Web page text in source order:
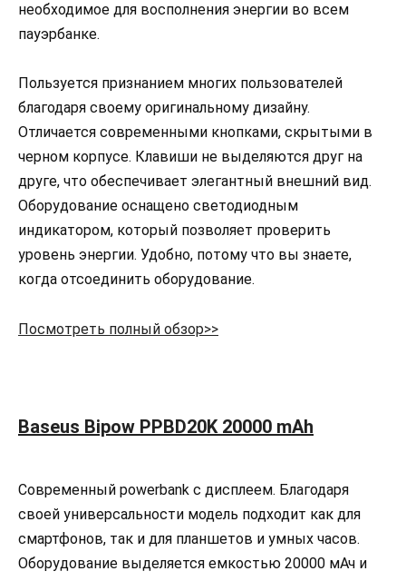
необходимое для восполнения энергии во всем
пауэрбанке.
Пользуется признанием многих пользователей
благодаря своему оригинальному дизайну.
Отличается современными кнопками, скрытыми в
черном корпусе. Клавиши не выделяются друг на
друге, что обеспечивает элегантный внешний вид.
Оборудование оснащено светодиодным
индикатором, который позволяет проверить
уровень энергии. Удобно, потому что вы знаете,
когда отсоединить оборудование.
Посмотреть полный обзор>>
Baseus Bipow PPBD20K 20000 mAh
Современный powerbank с дисплеем. Благодаря
своей универсальности модель подходит как для
смартфонов, так и для планшетов и умных часов.
Оборудование выделяется емкостью 20000 мАч и